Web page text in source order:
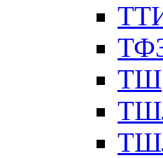
ТШ